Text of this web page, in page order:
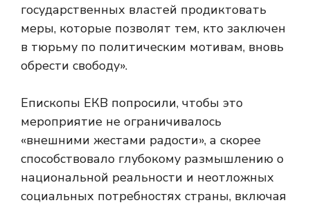
государственных властей продиктовать
меры, которые позволят тем, кто заключен
в тюрьму по политическим мотивам, вновь
обрести свободу».
Епископы ЕКВ попросили, чтобы это
мероприятие не ограничивалось
«внешними жестами радости», а скорее
способствовало глубокому размышлению о
национальной реальности и неотложных
социальных потребностях страны, включая